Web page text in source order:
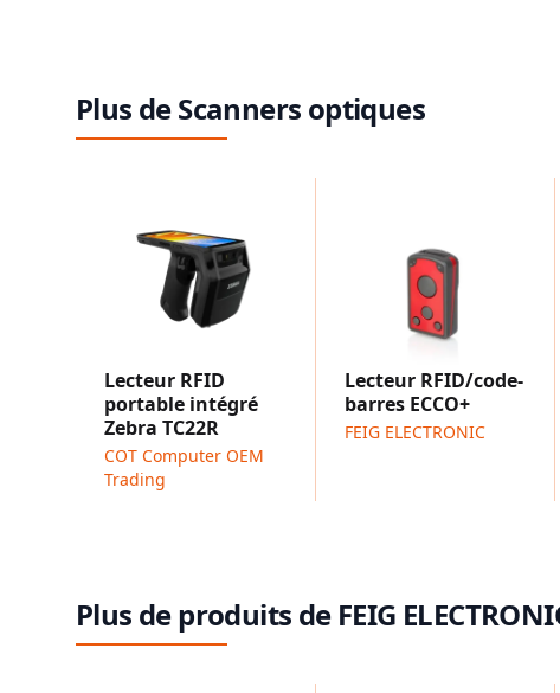
Plus de Scanners optiques
Lecteur RFID
portable intégré
Zebra TC22R
COT Computer OEM
Trading
Lecteur RFID/code-
barres ECCO+
FEIG ELECTRONIC
Plus de produits de FEIG